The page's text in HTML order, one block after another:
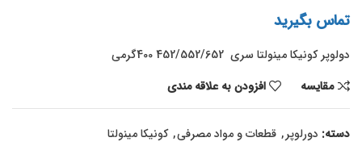
تماس بگیرید
دولوپر کونیکا مینولتا سری 452/552/652 400گرمی
مقايسه
افزودن به علاقه مندی
دسته: دورلوپر, قطعات و مواد مصرفی, کونیکا مینولتا